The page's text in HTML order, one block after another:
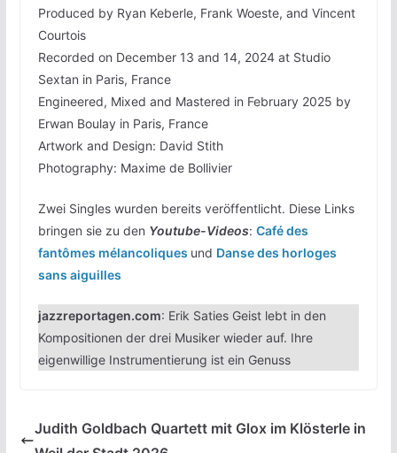
Produced by Ryan Keberle, Frank Woeste, and Vincent
Courtois
Recorded on December 13 and 14, 2024 at Studio
Sextan in Paris, France
Engineered, Mixed and Mastered in February 2025 by
Erwan Boulay in Paris, France
Artwork and Design: David Stith
Photography: Maxime de Bollivier
Zwei Singles wurden bereits veröffentlicht. Diese Links
bringen sie zu den Youtube-Videos: Café des
fantômes mélancoliques und Danse des horloges
sans aiguilles
jazzreportagen.com: Erik Saties Geist lebt in den
Kompositionen der drei Musiker wieder auf. Ihre
eigenwillige Instrumentierung ist ein Genuss
Judith Goldbach Quartett mit Glox im Klösterle in